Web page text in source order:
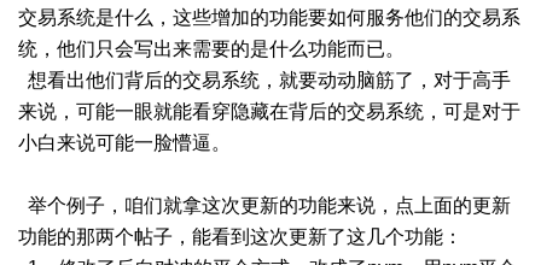
交易系统是什么，这些增加的功能要如何服务他们的交易系
统，他们只会写出来需要的是什么功能而已。
想看出他们背后的交易系统，就要动动脑筋了，对于高手
来说，可能一眼就能看穿隐藏在背后的交易系统，可是对于
小白来说可能一脸懵逼。
举个例子，咱们就拿这次更新的功能来说，点上面的更新
功能的那两个帖子，能看到这次更新了这几个功能：